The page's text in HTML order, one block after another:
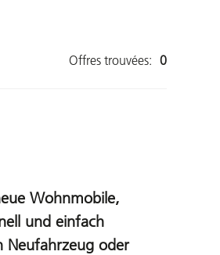
Offres trouvées: 0
Wohnmobile,
und einfach
Neufahrzeug oder